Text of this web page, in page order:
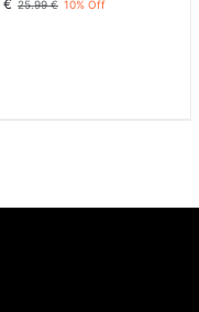
€ 25.99€ 10% Off